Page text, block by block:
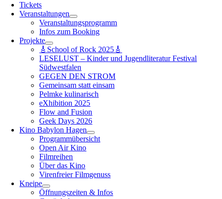
Tickets
Veranstaltungen
Veranstaltungsprogramm
Infos zum Booking
Projekte
🎸School of Rock 2025🎸
LESELUST – Kinder und Jugendliteratur Festival
Südwestfalen
GEGEN DEN STROM
Gemeinsam statt einsam
Pelmke kulinarisch
eXhibition 2025
Flow and Fusion
Geek Days 2026
Kino Babylon Hagen
Programmübersicht
Open Air Kino
Filmreihen
Über das Kino
Virenfreier Filmgenuss
Kneipe
Öffnungszeiten & Infos